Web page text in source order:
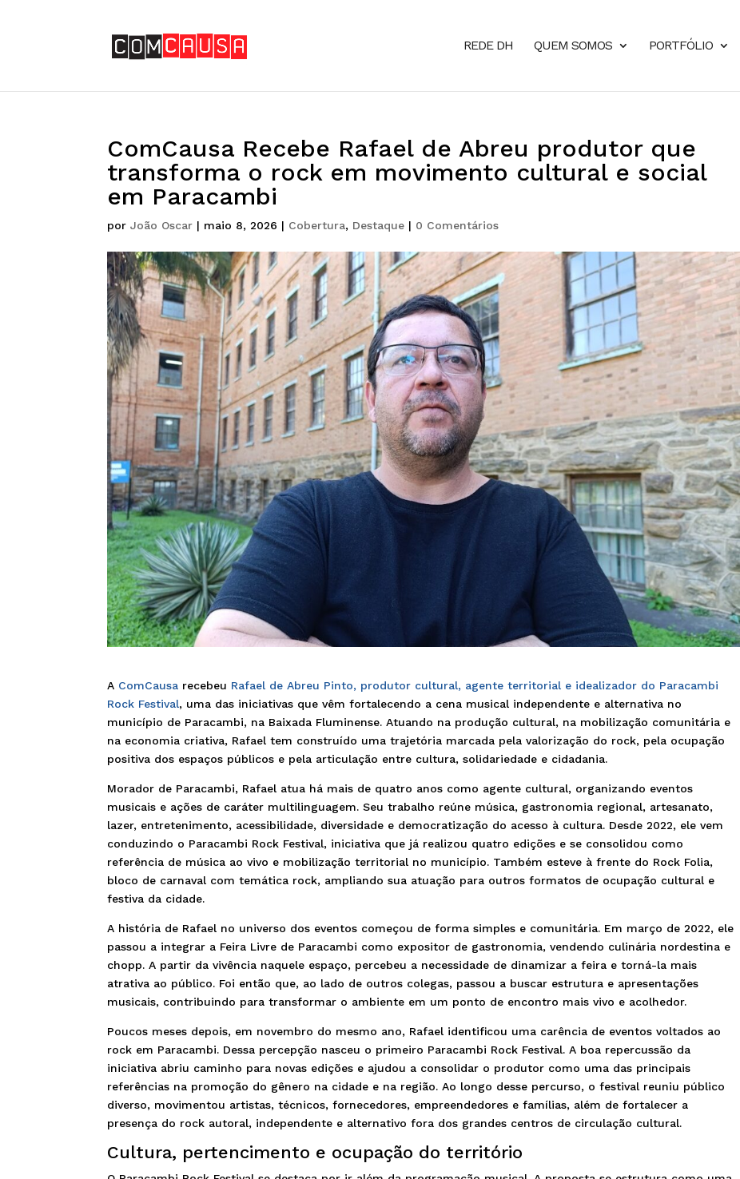
REDE DH QUEM SOMOS PORTFÓLIO
ComCausa Recebe Rafael de Abreu produtor que
transforma o rock em movimento cultural e social
em Paracambi
porJoão Oscar | maio 8, 2026 | Cobertura, Destaque | 0 Comentários
A ComCausa recebeu Rafael de Abreu Pinto, produtor cultural, agente territorial e idealizador do Paracambi
Rock Festival, uma das iniciativas que vêm fortalecendo a cena musical independente e alternativa no
município de Paracambi, na Baixada Fluminense. Atuando na produção cultural, na mobilização comunitária e
na economia criativa, Rafael tem construído uma trajetória marcada pela valorização do rock, pela ocupação
positiva dos espaços públicos e pela articulação entre cultura, solidariedade e cidadania.
Morador de Paracambi, Rafael atua há mais de quatro anos como agente cultural, organizando eventos
musicais e ações de caráter multilinguagem. Seu trabalho reúne música, gastronomia regional, artesanato,
lazer, entretenimento, acessibilidade, diversidade e democratização do acesso à cultura. Desde 2022, ele vem
conduzindo o Paracambi Rock Festival, iniciativa que já realizou quatro edições e se consolidou como
referência de música ao vivo e mobilização territorial no município. Também esteve à frente do Rock Folia,
bloco de carnaval com temática rock, ampliando sua atuação para outros formatos de ocupação cultural e
festiva da cidade.
A história de Rafael no universo dos eventos começou de forma simples e comunitária. Em março de 2022, ele
passou a integrar a Feira Livre de Paracambi como expositor de gastronomia, vendendo culinária nordestina e
chopp. A partir da vivência naquele espaço, percebeu a necessidade de dinamizar a feira e torná-la mais
atrativa ao público. Foi então que, ao lado de outros colegas, passou a buscar estrutura e apresentações
musicais, contribuindo para transformar o ambiente em um ponto de encontro mais vivo e acolhedor.
Poucos meses depois, em novembro do mesmo ano, Rafael identificou uma carência de eventos voltados ao
rock em Paracambi. Dessa percepção nasceu o primeiro Paracambi Rock Festival. A boa repercussão da
iniciativa abriu caminho para novas edições e ajudou a consolidar o produtor como uma das principais
referências na promoção do gênero na cidade e na região. Ao longo desse percurso, o festival reuniu público
diverso, movimentou artistas, técnicos, fornecedores, empreendedores e famílias, além de fortalecer a
presença do rock autoral, independente e alternativo fora dos grandes centros de circulação cultural.
Cultura, pertencimento e ocupação do território